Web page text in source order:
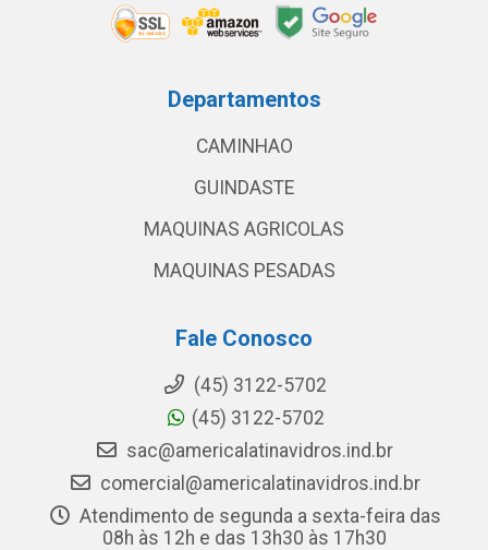
Departamentos
CAMINHAO
GUINDASTE
MAQUINAS AGRICOLAS
MAQUINAS PESADAS
Fale Conosco
(45) 3122-5702
(45) 3122-5702
sac@americalatinavidros.ind.br
comercial@americalatinavidros.ind.br
Atendimento de segunda a sexta-feira das
08h às 12h e das 13h30 às 17h30